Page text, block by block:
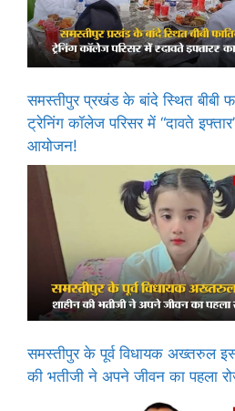
समस्तीपुर प्रखंड के बांदे स्थित बीबी
ट्रेनिंग कॉलेज परिसर में “दावते
आयोजन!
समस्तीपुर के पूर्व विधायक अख्तरुल
की भतीजी ने अपने जीवन का पहला